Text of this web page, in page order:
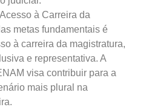
à Carreira da
metas fundamentais é
à carreira da magistratura,
e representativa. A
visa contribuir para a
mais plural na